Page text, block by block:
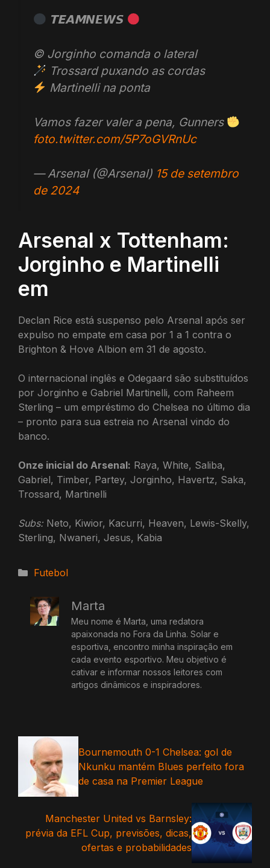
𝗧𝗘𝗔𝗠𝙉𝙀𝙒𝙎
©️ Jorginho comanda o lateral
Trossard puxando as cordas
Martinelli na ponta
Vamos fazer valer a pena, Gunners
foto.twitter.com/5P7oGVRnUc
— Arsenal (@Arsenal) 15 de setembro
de 2024
Arsenal x Tottenham:
Jorginho e Martinelli
em
Declan Rice está suspenso pelo Arsenal após ser
expulso no empate em casa por 1 a 1 contra o
Brighton & Hove Albion em 31 de agosto.
O internacional inglês e Odegaard são substituídos
por Jorginho e Gabriel Martinelli, com Raheem
Sterling – um empréstimo do Chelsea no último dia
– pronto para sua estreia no Arsenal vindo do
banco.
Onze inicial do Arsenal: Raya, White, Saliba,
Gabriel, Timber, Partey, Jorginho, Havertz, Saka,
Trossard, Martinelli
Subs: Neto, Kiwior, Kacurri, Heaven, Lewis-Skelly,
Sterling, Nwaneri, Jesus, Kabia
Categorias
Futebol
Marta
Meu nome é Marta, uma redatora
apaixonada no Fora da Linha. Solar e
esportiva, encontro minha inspiração em
cada evento esportivo. Meu objetivo é
cativar e informar nossos leitores com
artigos dinâmicos e inspiradores.
Bournemouth 0-1 Chelsea: gol de
Nkunku mantém Blues perfeito fora
de casa na Premier League
Manchester United vs Barnsley:
prévia da EFL Cup, previsões, dicas,
ofertas e probabilidades